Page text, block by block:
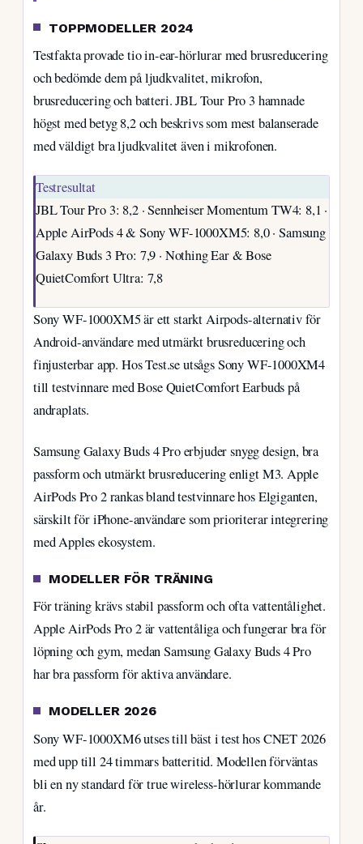
TOPPMODELLER 2024
Testfakta provade tio in-ear-hörlurar med brusreducering
och bedömde dem på ljudkvalitet, mikrofon,
brusreducering och batteri. JBL Tour Pro 3 hamnade
högst med betyg 8,2 och beskrivs som mest balanserade
med väldigt bra ljudkvalitet även i mikrofonen.
Testresultat
JBL Tour Pro 3: 8,2 · Sennheiser Momentum TW4: 8,1 ·
Apple AirPods 4 & Sony WF-1000XM5: 8,0 · Samsung
Galaxy Buds 3 Pro: 7,9 · Nothing Ear & Bose
QuietComfort Ultra: 7,8
Sony WF-1000XM5 är ett starkt Airpods-alternativ för
Android-användare med utmärkt brusreducering och
finjusterbar app. Hos Test.se utsågs Sony WF-1000XM4
till testvinnare med Bose QuietComfort Earbuds på
andraplats.
Samsung Galaxy Buds 4 Pro erbjuder snygg design, bra
passform och utmärkt brusreducering enligt M3. Apple
AirPods Pro 2 rankas bland testvinnare hos Elgiganten,
särskilt för iPhone-användare som prioriterar integrering
med Apples ekosystem.
MODELLER FÖR TRÄNING
För träning krävs stabil passform och ofta vattentålighet.
Apple AirPods Pro 2 är vattentåliga och fungerar bra för
löpning och gym, medan Samsung Galaxy Buds 4 Pro
har bra passform för aktiva användare.
MODELLER 2026
Sony WF-1000XM6 utses till bäst i test hos CNET 2026
med upp till 24 timmars batteritid. Modellen förväntas
bli en ny standard för true wireless-hörlurar kommande
år.